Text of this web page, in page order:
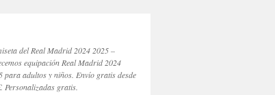
del Real Madrid 2024 2025 –
equipación Real Madrid 2024
para adultos y niños. Envío gratis desde
Personalizadas gratis.